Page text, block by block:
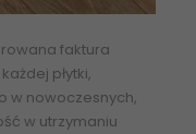
faktura
płytki,
w nowoczesnych,
w utrzymaniu